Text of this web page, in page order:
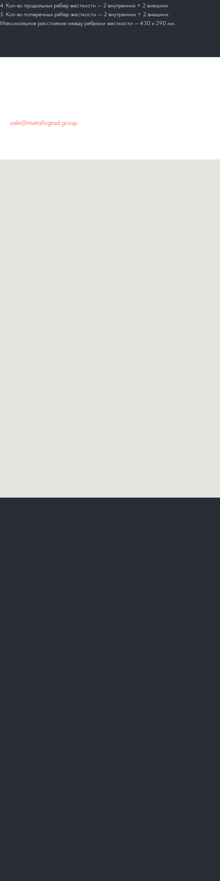
4. Кол-во продольных рёбер жесткости — 2 внутренних + 2 внешних.
5. Кол-во поперечных рёбер жесткости — 2 внутренних + 2 внешних.
Максимальное расстояние между ребрами жесткости — 430 х 290 мм.
sale@metallograd.group